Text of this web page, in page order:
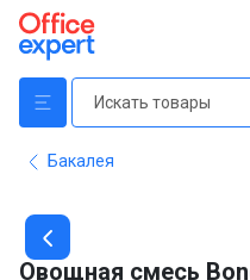
Бакалея
Item
1
Овощная смесь